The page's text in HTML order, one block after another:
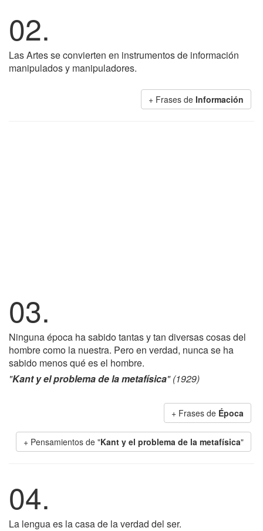
02.
Las Artes se convierten en instrumentos de información
manipulados y manipuladores.
+ Frases de Información
03.
Ninguna época ha sabido tantas y tan diversas cosas del
hombre como la nuestra. Pero en verdad, nunca se ha
sabido menos qué es el hombre.
"Kant y el problema de la metafísica" (1929)
+ Frases de Época
+ Pensamientos de "Kant y el problema de la metafísica"
04.
La lengua es la casa de la verdad del ser.